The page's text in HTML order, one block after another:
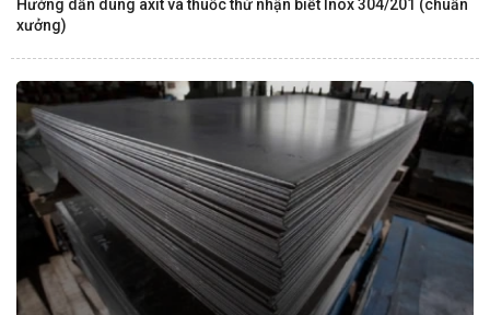
Hướng dẫn dùng axit và thuốc thử nhận biết Inox 304/201 (chuẩn
xưởng)